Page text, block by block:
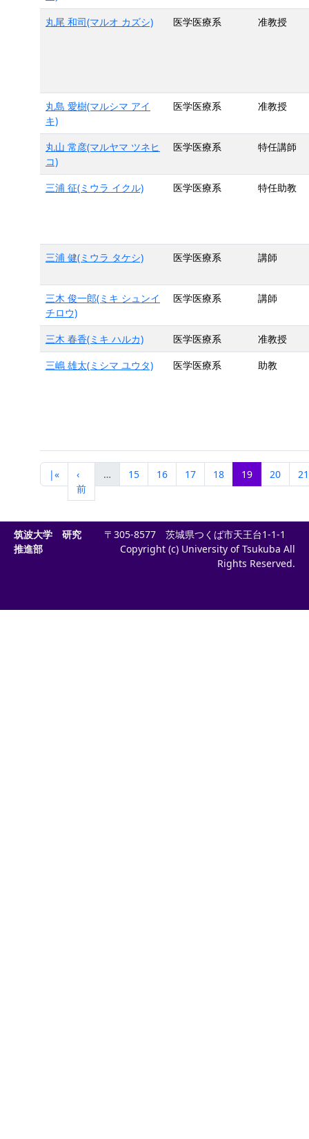
丸尾 和司(マルオ カズシ) 医学医療系 准教授
丸島 愛樹(マルシマ アイ
キ)
医学医療系 准教授
丸山 常彦(マルヤマ ツネヒ
コ)
医学医療系 特任講師
三浦 征(ミウラ イクル) 医学医療系 特任助教
三浦 健(ミウラ タケシ) 医学医療系 講師
三木 俊一郎(ミキ シュンイ
チロウ)
医学医療系 講師
三木 春香(ミキ ハルカ) 医学医療系
准教授
三嶋 雄太(ミシマ ユウタ)
医学医療系 助教
|«
‹
前
… 15 16 17 18 19 20 21
筑波大学 研究
推進部
〒305-8577 茨城県つくば市天王台1-1-1
Copyright (c) University of Tsukuba All
Rights Reserved.